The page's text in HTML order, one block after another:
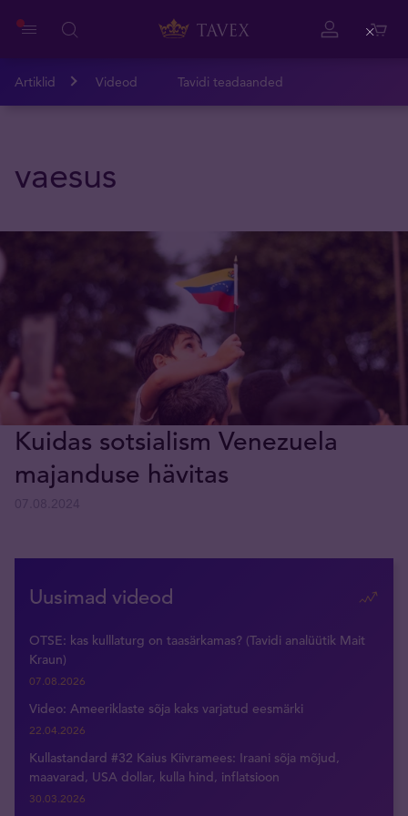
Artiklid Videod Tavidi teadaanded
vaesus
Kuidas sotsialism Venezuela
majanduse hävitas
Uusimad videod
OTSE: kas kulllaturg on taasärkamas? (Tavidi analüütik Mait
Kraun)
07.08.2026
Video: Ameeriklaste sõja kaks varjatud eesmärki
22.04.2026
Kullastandard #32 Kaius Kiivramees: Iraani sõja mõjud,
maavarad, USA dollar, kulla hind, inflatsioon
30.03.2026
Close